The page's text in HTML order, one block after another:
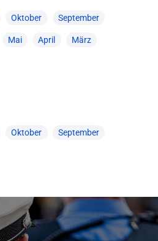
Oktober September
Mai April März
Oktober September